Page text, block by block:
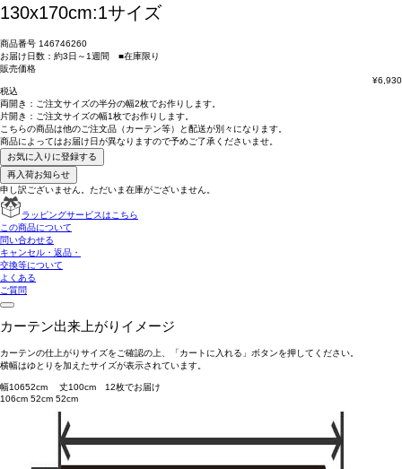
130x170cm:1サイズ
商品番号 146746260
お届け日数：約3日～1週間 ■在庫限り
販売価格
¥6,930
税込
両開き： ご注文サイズの半分の幅2枚でお作りします。
片開き： ご注文サイズの幅1枚でお作りします。
こちらの商品は他のご注文品（カーテン等）と配送が別々 になります。
商品によってはお届け日が異なりますので予めご了承くださいませ。
お気に入りに登録する
再入荷お知らせ
申し訳ございません。ただいま在庫がございません。
ラッピングサービスはこちら
この商品について
問い合わせる
キャンセル・返品・
交換等について
よくある
ご質問
カーテン出来上がりイメージ
カーテンの仕上がりサイズをご確認の上、「カートに入れる」ボタンを押してください。
横幅はゆとりを加えたサイズが表示されています。
幅10652cm 丈100cm 12枚でお届け
106cm 52cm 52cm